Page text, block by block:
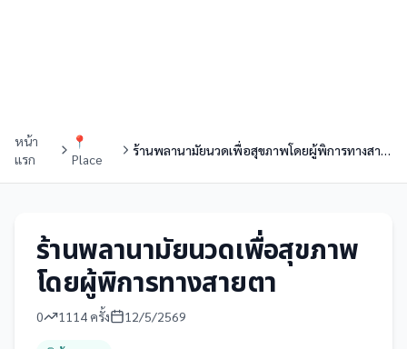
หน้า
แรก
📍
Place
ร้านพลานามัยนวดเพื่อสุขภาพโดยผู้พิการทางสายตา
ร้านพลานามัยนวดเพื่อสุขภาพ
โดยผู้พิการทางสายตา
0 1114 ครั้ง 12/5/2569